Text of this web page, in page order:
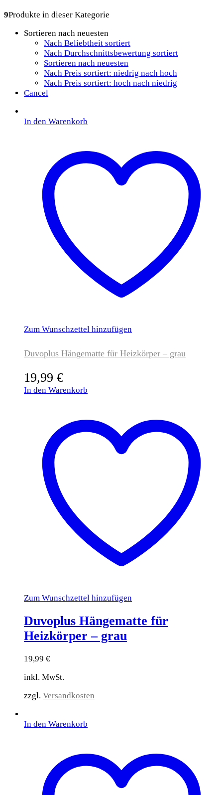
9Produkte in dieser Kategorie
Sortieren nach neuesten
Nach Beliebtheit sortiert
Nach Durchschnittsbewertung sortiert
Sortieren nach neuesten
Nach Preis sortiert: niedrig nach hoch
Nach Preis sortiert: hoch nach niedrig
Cancel
In den Warenkorb
Zum Wunschzettel hinzufügen
Duvoplus Hängematte für Heizkörper – grau
19,99 €
In den Warenkorb
Zum Wunschzettel hinzufügen
Duvoplus Hängematte für
Heizkörper – grau
19,99 €
inkl. MwSt.
zzgl. Versandkosten
In den Warenkorb